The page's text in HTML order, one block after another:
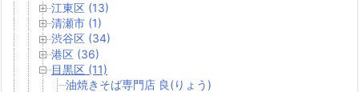
江東区 (13)
清瀬市 (1)
渋谷区 (34)
港区 (36)
目黒区 (11)
油焼きそば専門店 良(りょう)